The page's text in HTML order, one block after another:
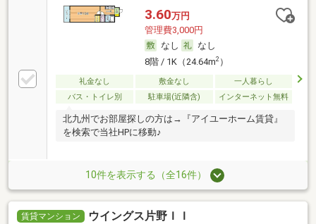
3.60万円
管理費3,000円
なし
なし
8階 / 1K（24.64m2）
礼金なし 敷金なし
一人暮らし
バス・トイレ別
駐車場(近隣含) インターネット無料
北九州でお部屋探しの方は→『アイユーホーム賃貸』
を検索で当社HPに移動♪
10件を表示する（全16件）
賃貸マンション ウイングス片野ＩＩ